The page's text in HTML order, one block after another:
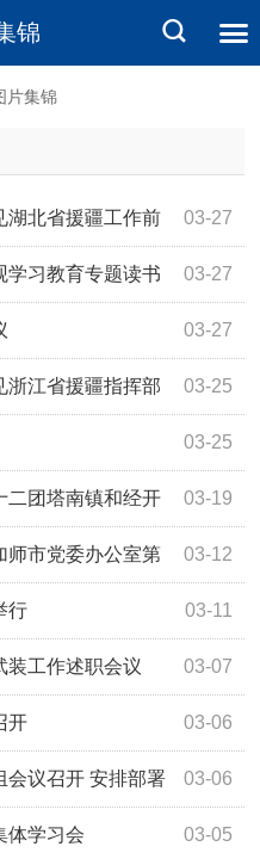
锦
片集锦
03-27
湖北省援疆工作前
03-27
学习教育专题读书
03-27
03-25
浙江省援疆指挥部
03-25
03-19
二团塔南镇和经开
03-12
师市党委办公室第
03-11
行
03-07
装工作述职会议
03-06
开
03-06
会议召开 安排部署
习教育工作 03-05
体学习会